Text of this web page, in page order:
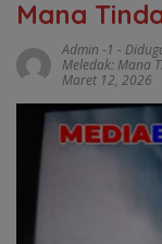
Mana
Admin -1 -
Meledak: Mana
Maret 12, 2026